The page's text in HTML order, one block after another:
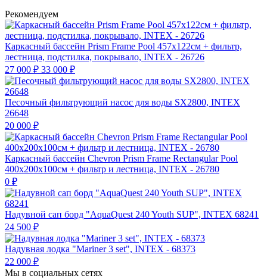
Рекомендуем
Каркасный бассейн Prism Frame Pool 457х122см + фильтр,
лестница, подстилка, покрывало, INTEX - 26726
27 000 ₽ 33 000 ₽
Песочный фильтрующий насос для воды SX2800, INTEX
26648
20 000 ₽
Каркасный бассейн Chevron Prism Frame Rectangular Pool
400х200х100см + фильтр и лестница, INTEX - 26780
0 ₽
Надувной сап борд "AquaQuest 240 Youth SUP", INTEX 68241
24 500 ₽
Надувная лодка "Mariner 3 set", INTEX - 68373
22 000 ₽
Мы в социальных сетях